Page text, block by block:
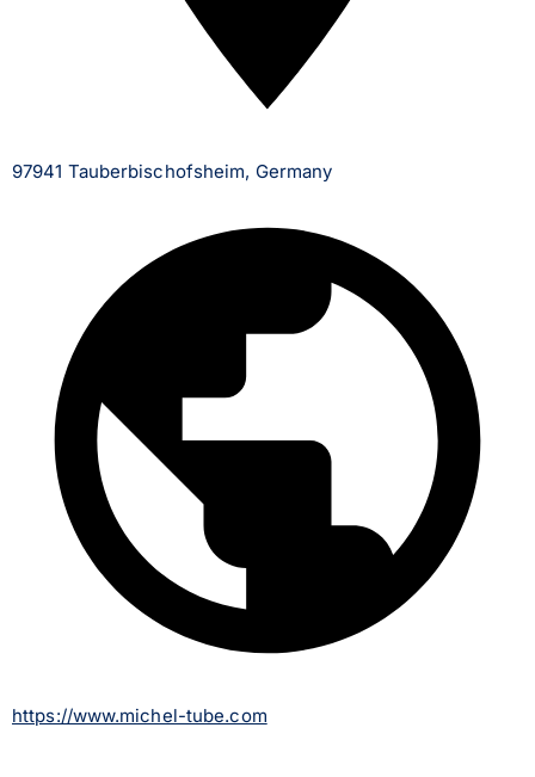
97941 Tauberbischofsheim, Germany
https://www.michel-tube.com